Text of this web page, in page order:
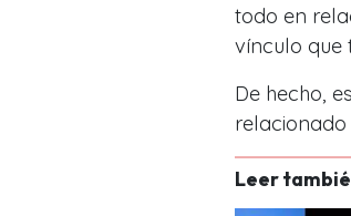
todo en
vínculo que
De hecho,
relacionado
Leer